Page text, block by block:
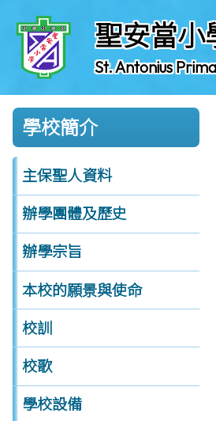
聖安當小
St. Antonius
學校簡介
主保聖人資料
辦學團體及歷史
辦學宗旨
本校的願景與使命
校訓
校歌
學校設備